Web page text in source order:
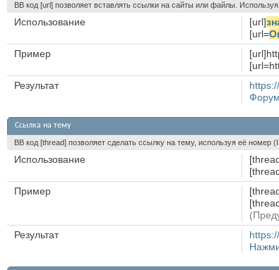
BB код [url] позволяет вставлять ссылки на сайты или файлы.
[url]
[url=
Использование
Пример
Результат
Ссылка на тему
BB код [thread] позволяет сделать ссылку на тему, используя её
Использование
Пример
Результат